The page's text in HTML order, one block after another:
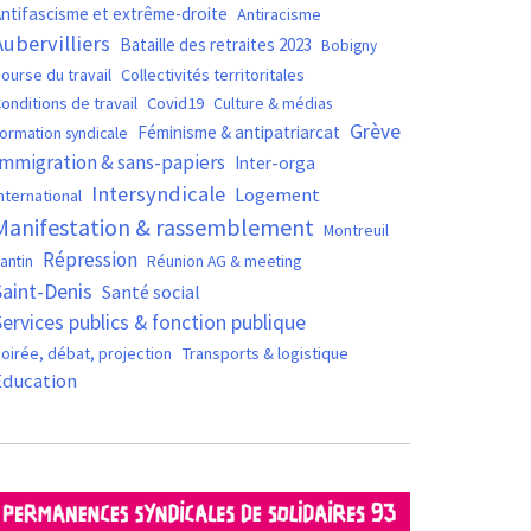
et extrême-droite Antiracisme
Bataille des retraites 2023 Bobigny
du travail Collectivités territoritales
de travail Covid19 Culture & médias
syndicale Féminisme & antipatriarcat Grève
& sans-papiers Inter-orga
Intersyndicale Logement
& rassemblement Montreuil
Répression Réunion AG & meeting
Denis Santé social
publics & fonction publique
débat, projection Transports & logistique